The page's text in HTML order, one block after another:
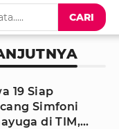
CARI
19 Siap
Simfoni
di TIM,